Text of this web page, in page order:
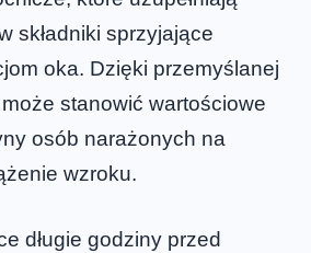
składniki sprzyjające
oka. Dzięki przemyślanej
stanowić wartościowe
osób narażonych na
wzroku.
długie godziny przed